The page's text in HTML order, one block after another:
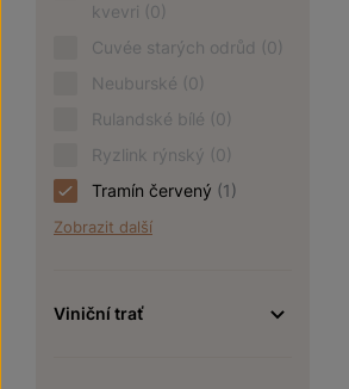
kvevri (0)
Cuvée starých odrůd (0)
Neuburské (0)
Rulandské bílé (0)
Ryzlink rýnský (0)
Tramín červený (1)
Zobrazit další
Viniční trať